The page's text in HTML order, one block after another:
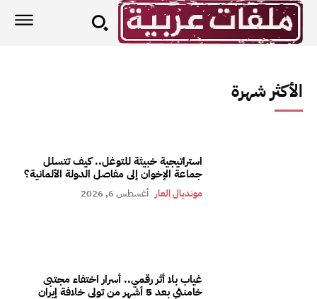
الأكثر شهرة
استراتيجية خبيثة للتوغل.. كيف تتسلل
جماعة الإخوان إلى مفاصل الدولة الألمانية؟
مونديال العار أغسطس 6, 2026
غياب بلا أثر رقمي.. أسرار اختفاء مجتبى
خامنئي بعد 5 أشهر من تولي خلافة إيران